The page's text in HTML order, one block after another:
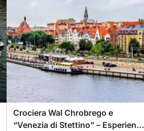
Crociera Wal Chrobrego e
“Venezia di Stettino” – Esperienza